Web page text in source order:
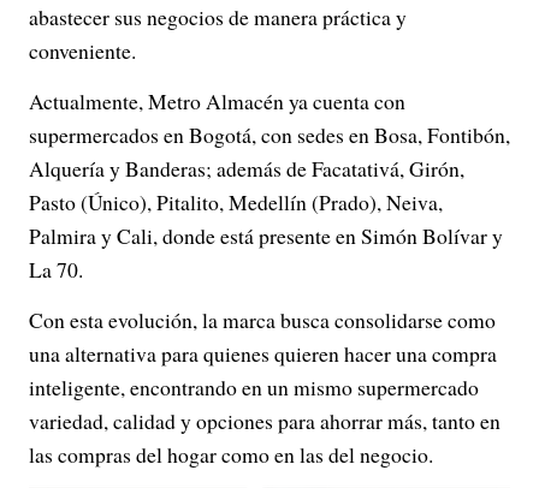
abastecer sus negocios de manera práctica y
conveniente.
Actualmente, Metro Almacén ya cuenta con
supermercados en Bogotá, con sedes en Bosa, Fontibón,
Alquería y Banderas; además de Facatativá, Girón,
Pasto (Único), Pitalito, Medellín (Prado), Neiva,
Palmira y Cali, donde está presente en Simón Bolívar y
La 70.
Con esta evolución, la marca busca consolidarse como
una alternativa para quienes quieren hacer una compra
inteligente, encontrando en un mismo supermercado
variedad, calidad y opciones para ahorrar más, tanto en
las compras del hogar como en las del negocio.